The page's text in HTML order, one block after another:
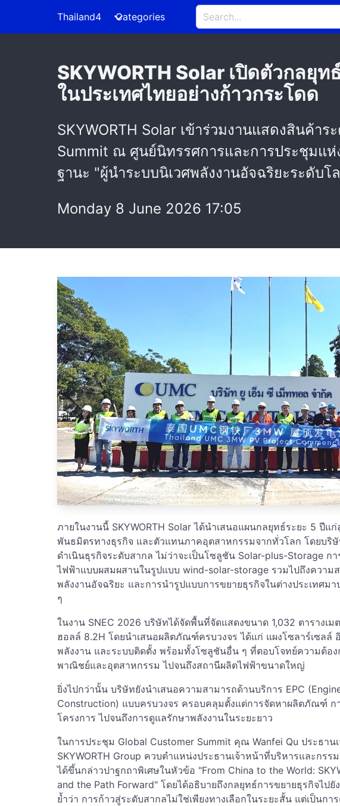
Thailand4 Categories
SKYWORTH Solar เปิดตัวกลยุท
ในประเทศไทยอย่างก้าวกระโดด
SKYWORTH Solar เข้าร่วมงานแสดงสินค้า
Summit ณ ศูนย์นิทรรศการและการประชุมแห่
ฐานะ "ผู้นำระบบนิเวศพลังงานอัจฉริยะระดับ
Monday 8 June 2026 17:05
ภายในงานนี้ SKYWORTH Solar ได้นำเสนอแผนกลยุทธ์ระยะ 5 ปีแ
พันธมิตรทางธุรกิจ และตัวแทนภาคอุตสาหกรรมจากทั่วโลก โดยบริ
ดำเนินธุรกิจระดับสากล ไม่ว่าจะเป็นโซลูชัน Solar-plus-Storage ก
ไฟฟ้าแบบผสมผสานในรูปแบบ wind-solar-storage รวมไปถึงความ
พลังงานอัจฉริยะ และการนำรูปแบบการขยายธุรกิจในต่างประเทศม
ๆ
ในงาน SNEC 2026 บริษัทได้จัดพื้นที่จัดแสดงขนาด 1,032 ตารางเม
ฮอลล์ 8.2H โดยนำเสนอผลิตภัณฑ์ครบวงจร ได้แก่ แผงโซลาร์เซลล์ อิ
พลังงาน และระบบติดตั้ง พร้อมทั้งโซลูชันอื่น ๆ ที่ตอบโจทย์ความต้อ
พาณิชย์และอุตสาหกรรม ไปจนถึงสถานีผลิตไฟฟ้าขนาดใหญ่
ยิ่งไปกว่านั้น บริษัทยังนำเสนอความสามารถด้านบริการ EPC
Construction) แบบครบวงจร ครอบคลุมตั้งแต่การจัดหาผลิตภัณฑ์
โครงการ ไปจนถึงการดูแลรักษาพลังงานในระยะยาว
ในการประชุม Global Customer Summit คุณ Wanfei Qu ประธาน
SKYWORTH Group ควบตำแหน่งประธานเจ้าหน้าที่บริหารและกรร
ได้ขึ้นกล่าวปาฐกถาพิเศษในหัวข้อ "From China to the World:
and the Path Forward" โดยได้อธิบายถึงกลยุทธ์การขยายธุรกิจไป
ย้ำว่า การก้าวสู่ระดับสากลไม่ใช่เพียงทางเลือกในระยะสั้น แต่เป็นกา